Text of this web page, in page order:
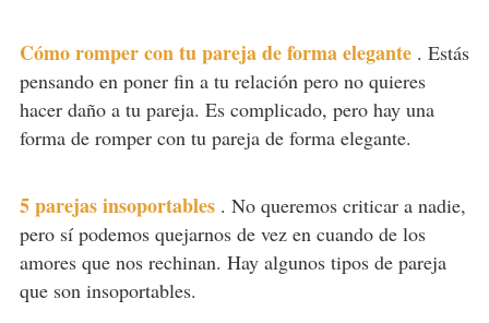
Cómo romper con tu pareja de forma elegante . Estás
pensando en poner fin a tu relación pero no quieres
hacer daño a tu pareja. Es complicado, pero hay una
forma de romper con tu pareja de forma elegante.
5 parejas insoportables . No queremos criticar a nadie,
pero sí podemos quejarnos de vez en cuando de los
amores que nos rechinan. Hay algunos tipos de pareja
que son insoportables.